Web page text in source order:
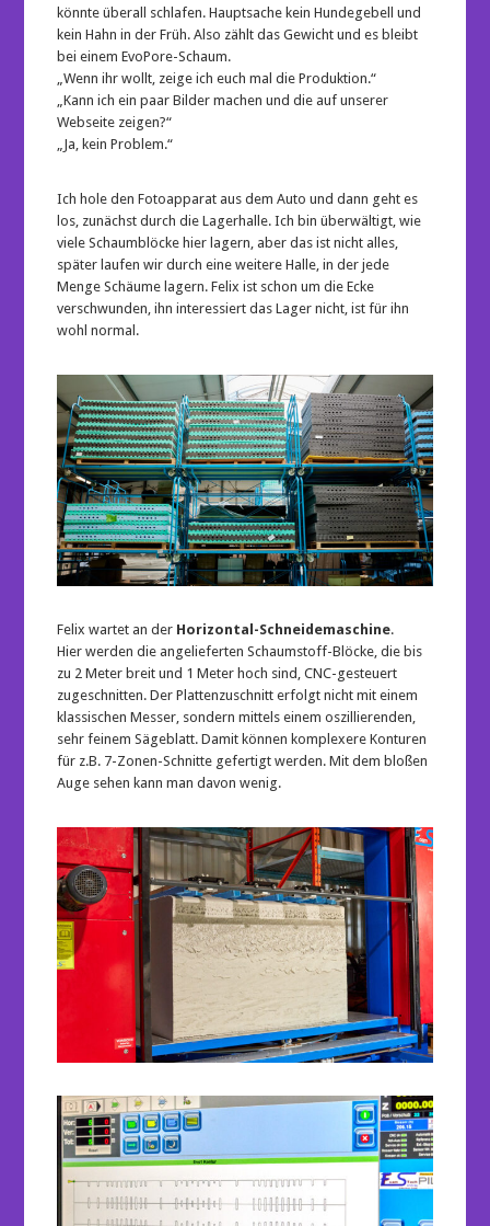
könnte überall schlafen. Hauptsache kein Hundegebell und
kein Hahn in der Früh. Also zählt das Gewicht und es bleibt
bei einem EvoPore-Schaum.
„Wenn ihr wollt, zeige ich euch mal die Produktion.“
„Kann ich ein paar Bilder machen und die auf unserer
Webseite zeigen?“
„Ja, kein Problem.“
Ich hole den Fotoapparat aus dem Auto und dann geht es
los, zunächst durch die Lagerhalle. Ich bin überwältigt, wie
viele Schaumblöcke hier lagern, aber das ist nicht alles,
später laufen wir durch eine weitere Halle, in der jede
Menge Schäume lagern. Felix ist schon um die Ecke
verschwunden, ihn interessiert das Lager nicht, ist für ihn
wohl normal.
Felix wartet an der Horizontal-Schneidemaschine.
Hier werden die angelieferten Schaumstoff-Blöcke, die bis
zu 2 Meter breit und 1 Meter hoch sind, CNC-gesteuert
zugeschnitten. Der Plattenzuschnitt erfolgt nicht mit einem
klassischen Messer, sondern mittels einem oszillierenden,
sehr feinem Sägeblatt. Damit können komplexere Konturen
für z.B. 7-Zonen-Schnitte gefertigt werden. Mit dem bloßen
Auge sehen kann man davon wenig.